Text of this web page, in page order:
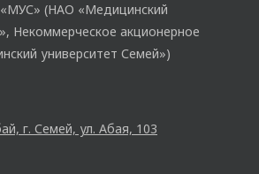
(НАО «Медицинский
Некоммерческое акционерное
университет Семей»)
г. Семей, ул. Абая, 103